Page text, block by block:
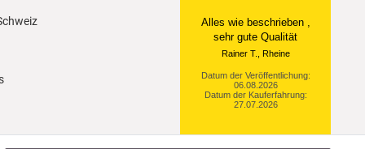
Ein einfach toller Service
- prompte Lieferung und
sogar mit Pflegehinweis!
Datum der Veröffentlichung:
05.08.2026
Datum der Kauferfahrung:
29.07.2026